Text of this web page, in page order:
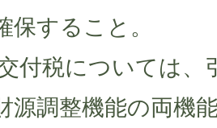
保すること。
付税については、
源調整機能の両機